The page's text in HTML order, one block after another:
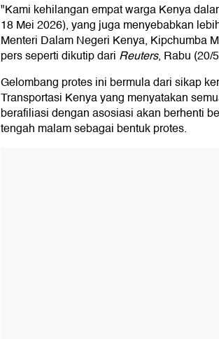
"Kami kehilangan empat warga Kenya
18 Mei 2026), yang juga menyebabkan
Menteri Dalam Negeri Kenya, Kipchumba
pers seperti dikutip dari Reuters, Rabu (20/
Gelombang protes ini bermula dari sikap
Transportasi Kenya yang menyatakan
berafiliasi dengan asosiasi akan berhenti
tengah malam sebagai bentuk protes.